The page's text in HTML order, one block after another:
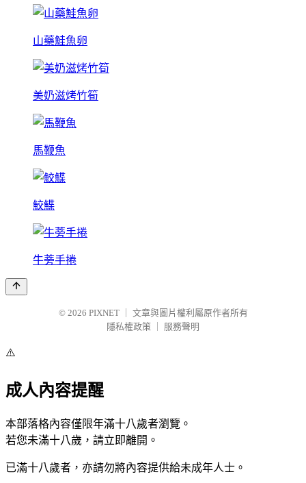
山藥鮭魚卵
美奶滋烤竹筍
馬鞭魚
鮫鰈
牛蒡手捲
© 2026 PIXNET
文章與圖片權利屬原作者所有
隱私權政策
服務聲明
⚠️
成人內容提醒
本部落格內容僅限年滿十八歲者瀏覽。
若您未滿十八歲，請立即離開。
已滿十八歲者，亦請勿將內容提供給未成年人士。